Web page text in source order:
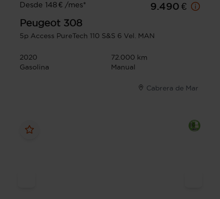
Desde 148 € /mes*
9.490 €
Peugeot 308
5p Access PureTech 110 S&S 6 Vel. MAN
2020
72.000 km
Gasolina
Manual
Cabrera de Mar